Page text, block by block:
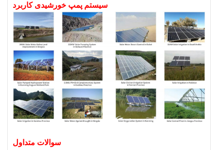
سیستم پمپ خورشیدیکاربرد
سوالات متداول